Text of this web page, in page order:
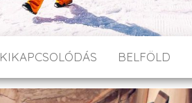
KIKAPCSOLÓDÁS BELFÖLD